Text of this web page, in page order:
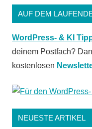
AUF DEM
WordPress- & KI
deinem Postfach?
kostenlosen
NEUESTE ARTIKEL